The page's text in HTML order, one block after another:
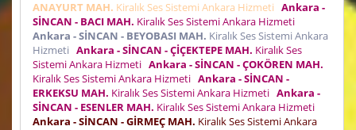
ANAYURT MAH. Kiralık Ses Sistemi Ankara Hizmeti Ankara -
SİNCAN - BACI MAH. Kiralık Ses Sistemi Ankara Hizmeti
Ankara - SİNCAN - BEYOBASI MAH. Kiralık Ses Sistemi Ankara
Hizmeti Ankara - SİNCAN - ÇİÇEKTEPE MAH. Kiralık Ses
Sistemi Ankara Hizmeti Ankara - SİNCAN - ÇOKÖREN MAH.
Kiralık Ses Sistemi Ankara Hizmeti Ankara - SİNCAN -
ERKEKSU MAH. Kiralık Ses Sistemi Ankara Hizmeti Ankara -
SİNCAN - ESENLER MAH. Kiralık Ses Sistemi Ankara Hizmeti
Ankara - SİNCAN - GİRMEÇ MAH. Kiralık Ses Sistemi Ankara